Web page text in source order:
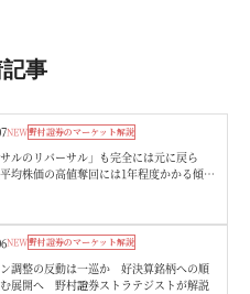
事
NEW野村證券のマーケット解説
サルのリバーサル」も完全には元に戻ら
均株価の高値奪回には1年程度かかる傾
NEW野村證券のマーケット解説
調整の反動は一巡か 好決算銘柄への順
展開へ 野村證券ストラテジストが解説